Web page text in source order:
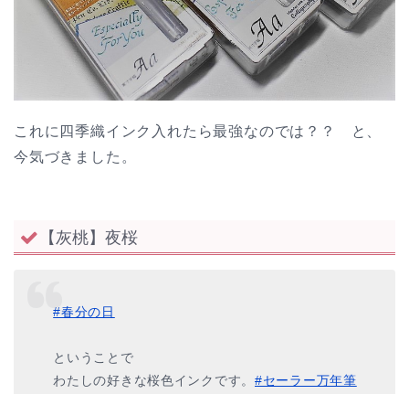
これに四季織インク入れたら最強なのでは？？ と、
今気づきました。
【灰桃】夜桜
#春分の日
ということで
わたしの好きな桜色インクです。 #セーラー万年筆